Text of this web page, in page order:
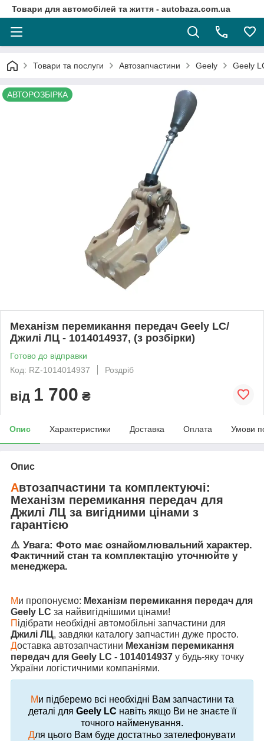
Товари для автомобілей та життя - autobaza.com.ua
Товари та послуги Автозапчастини Geely Geely
АВТОРОЗБІРКА
Механізм перемикання передач Geely LC/
Джилі ЛЦ - 1014014937, (з розбірки)
Готово до відправки
Код: RZ-1014014937
Роздріб
від 1 700 ₴
Опис Характеристики Доставка Оплата Умови
Опис
Автозапчастини та комплектуючі:
Механізм перемикання передач для
Джилі ЛЦ за вигідними цінами з
гарантією
⚠️ Увага: Фото має ознайомлювальний характер.
Фактичний стан та комплектацію уточнюйте у
менеджера.
Ми пропонуємо: Механізм перемикання передач для
Geely LC за найвигіднішими цінами!
П ідібрати необхідні автомобільні запчастини для
Джилі ЛЦ, завдяки каталогу запчастин дуже просто.
Доставка автозапчастини Механізм перемикання
передач для Geely LC - 1014014937 у будь-яку точку
України логістичними компаніями.
Ми підберемо всі необхідні Вам запчастини та
деталі для Geely LC навіть якщо Ви не знаєте її
точного найменування.
Для цього Вам буде достатньо зателефонувати